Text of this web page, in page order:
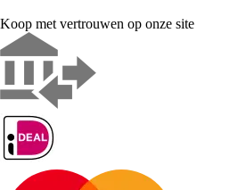
Koop met vertrouwen op onze site